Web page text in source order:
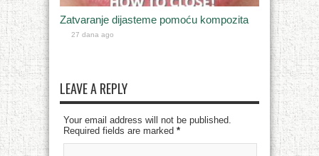
Zatvaranje dijasteme pomoću kompozita
27 dana ago
LEAVE A REPLY
Your email address will not be published.
Required fields are marked *